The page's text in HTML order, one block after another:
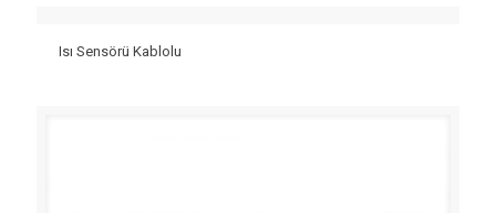
Isı Sensörü Kablolu